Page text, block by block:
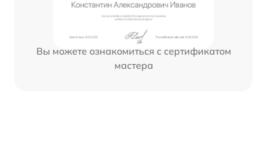
Вы можете ознакомиться с сертификатом
мастера